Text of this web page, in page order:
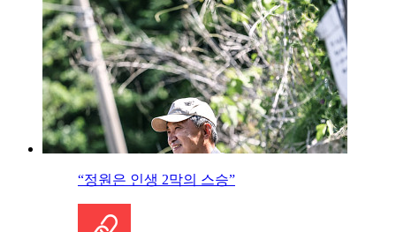
“정원은 인생 2막의 스승”